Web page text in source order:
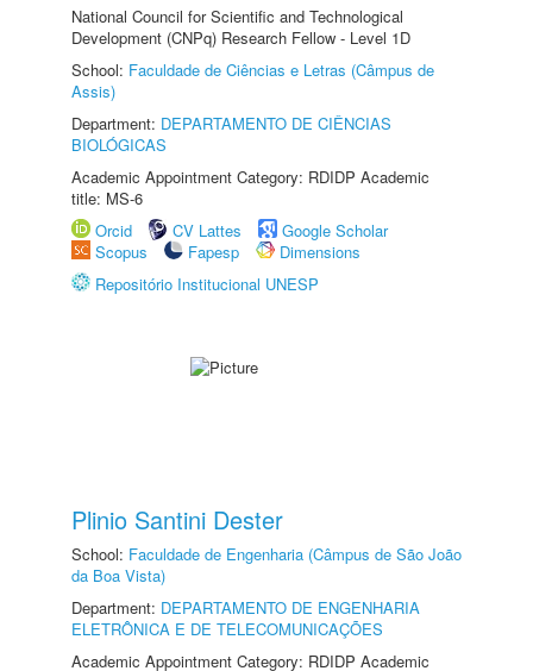
National Council for Scientific and Technological
Development (CNPq) Research Fellow - Level 1D
School: Faculdade de Ciências e Letras (Câmpus de
Assis)
Department: DEPARTAMENTO DE CIÊNCIAS
BIOLÓGICAS
Academic Appointment Category: RDIDP Academic
title: MS-6
Orcid
CV Lattes
Google Scholar
Scopus
Fapesp
Dimensions
Repositório Institucional UNESP
Plinio Santini Dester
School: Faculdade de Engenharia (Câmpus de São João
da Boa Vista)
Department: DEPARTAMENTO DE ENGENHARIA
ELETRÔNICA E DE TELECOMUNICAÇÕES
Academic Appointment Category: RDIDP Academic